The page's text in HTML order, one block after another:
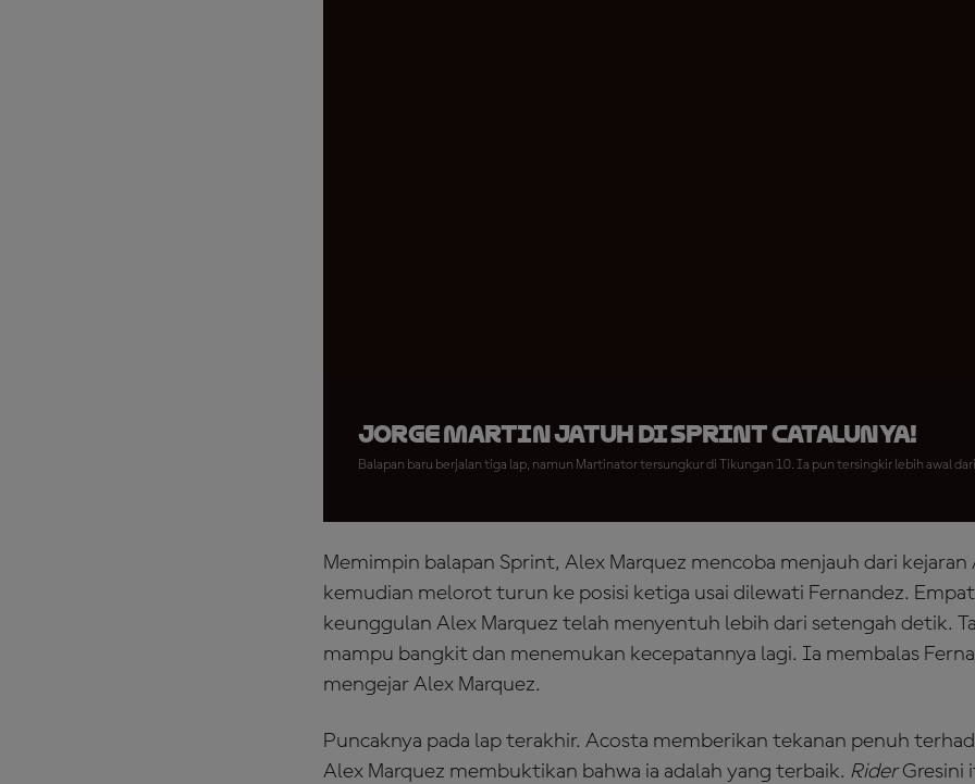
Jorge Martin Jatuh di Sprint Catalunya!
Balapan baru berjalan tiga lap, namun Martinator tersungkur di Tikungan 10. Ia pun tersingkir lebih awal
Memimpin balapan Sprint, Alex Marquez mencoba menjauh dari kejaran
kemudian melorot turun ke posisi ketiga usai dilewati Fernandez.
keunggulan Alex Marquez telah menyentuh lebih dari setengah detik.
mampu bangkit dan menemukan kecepatannya lagi. Ia membalas
mengejar Alex Marquez.
Puncaknya pada lap terakhir. Acosta memberikan tekanan penuh
Alex Marquez membuktikan bahwa ia adalah yang terbaik. RiderGresini